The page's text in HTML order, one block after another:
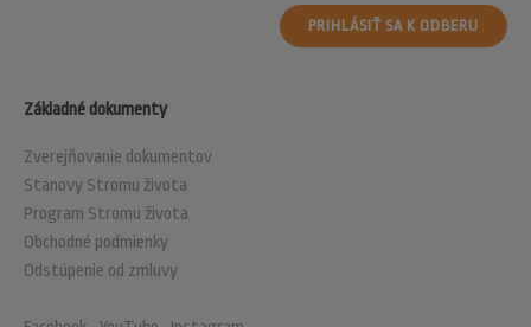
Základné dokumenty
Zverejňovanie dokumentov
Stanovy Stromu života
Program Stromu života
Obchodné podmienky
Odstúpenie od zmluvy
PRIHLÁSIŤ SA K ODBERU